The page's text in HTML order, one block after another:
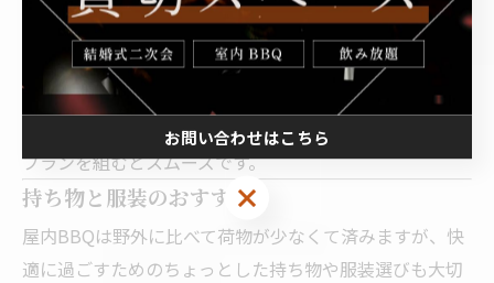
ベストな時間帯は、比較的ゆったり過ごせるオープン直
後か、二次会利用が多い21時以降で、混雑を避けたい人
に向いています。会社帰りの利用なら、渋谷駅に集まり
やすい19時スタートを軸にしつつ、終電時間を逆算して
プランを組むとスムーズです。
持ち物と服装のおすすめ
屋内BBQは野外に比べて荷物が少なくて済みますが、快
適に過ごすためのちょっとした持ち物や服装選びも大切
お問い合わせはこちら